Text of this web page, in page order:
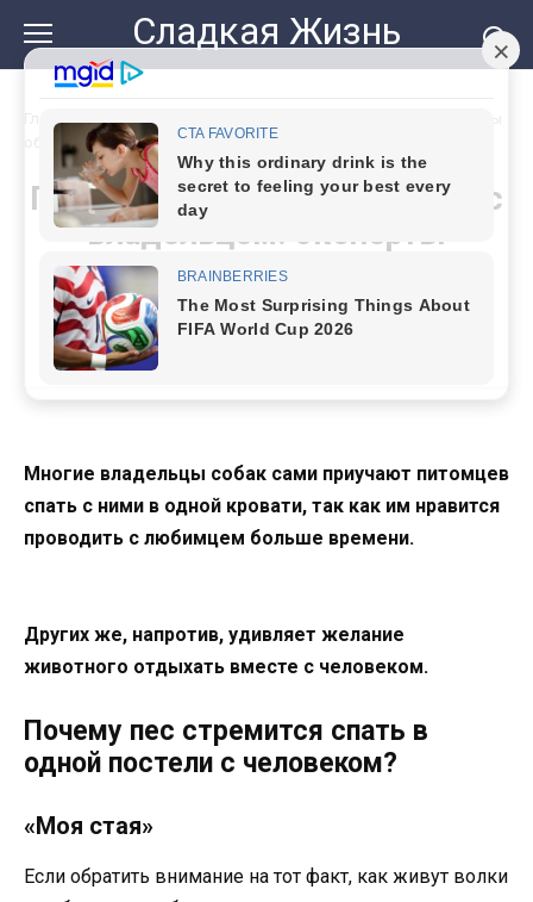
контенту
Сладкая Жизнь
объяснили поведение животных
Почему собака может спать с
владельцем: эксперты
объяснили поведение
животных
Многие владельцы собак сами приучают питомцев
спать с ними в одной кровати, так как им нравится
проводить с любимцем больше времени.
Других же, напротив, удивляет желание
животного отдыхать вместе с человеком.
Почему пес стремится спать в
одной постели с человеком?
«Моя стая»
Если обратить внимание на тот факт, как живут волки